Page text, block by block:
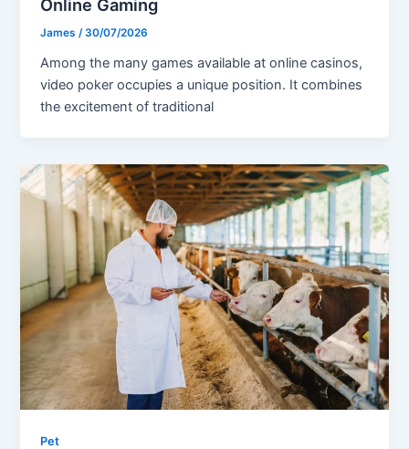
Online Gaming
James/30/07/2026
Among the many games available at online casinos,
video poker occupies a unique position. It combines
the excitement of traditional
Pet